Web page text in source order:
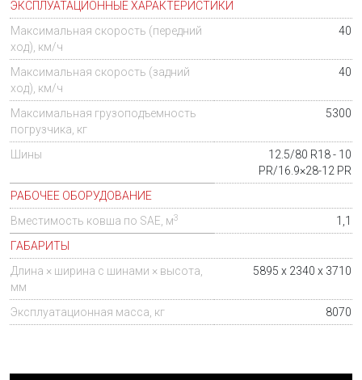
ЭКСПЛУАТАЦИОННЫЕ ХАРАКТЕРИСТИКИ
Максимальная скорость (передний
ход), км/ч
40
Максимальная скорость (задний
ход), км/ч
40
Максимальная грузоподъемность
погрузчика, кг
5300
Шины
12.5/80 R18 - 10
PR/16.9×28-12 PR
РАБОЧЕЕ ОБОРУДОВАНИЕ
Вместимость ковша по SAE, м3
1,1
ГАБАРИТЫ
Длина × ширина с шинами × высота,
мм
5895 x 2340 x 3710
Эксплуатационная масса, кг 8070